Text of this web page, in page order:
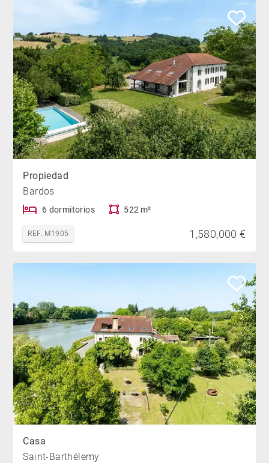
Propiedad
Bardos
6 dormitorios 522 m²
REF. M1905 1,580,000 €
Casa
Saint-Barthélemy